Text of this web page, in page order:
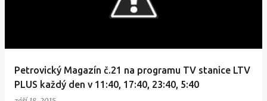
Petrovický Magazín č.21 na programu TV stanice LTV
PLUS každý den v 11:40, 17:40, 23:40, 5:40